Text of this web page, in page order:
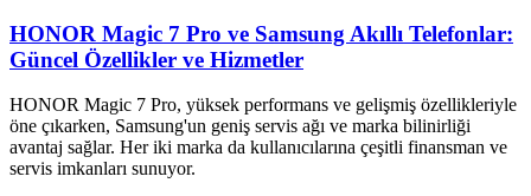
HONOR Magic 7 Pro ve Samsung Akıllı Telefonlar:
Güncel Özellikler ve Hizmetler
HONOR Magic 7 Pro, yüksek performans ve gelişmiş özellikleriyle
öne çıkarken, Samsung'un geniş servis ağı ve marka bilinirliği
avantaj sağlar. Her iki marka da kullanıcılarına çeşitli finansman ve
servis imkanları sunuyor.